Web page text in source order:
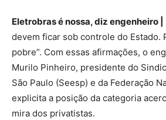
Eletrobras é nossa, diz engenheiro |
devem ficar sob controle do Estado.
pobre”. Com essas afirmações, o
Murilo Pinheiro, presidente do
São Paulo (Seesp) e da Federação
explicita a posição da categoria
mira dos privatistas.